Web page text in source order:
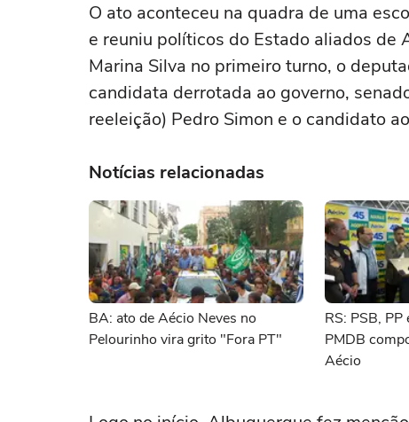
O ato aconteceu na quadra de uma
e reuniu políticos do Estado aliados de
Marina Silva no primeiro turno, o
candidata derrotada ao governo,
reeleição) Pedro Simon e o candidato
Notícias relacionadas
BA: ato de Aécio Neves no
Pelourinho vira grito "Fora PT"
RS: PSB,
PMDB
Aécio